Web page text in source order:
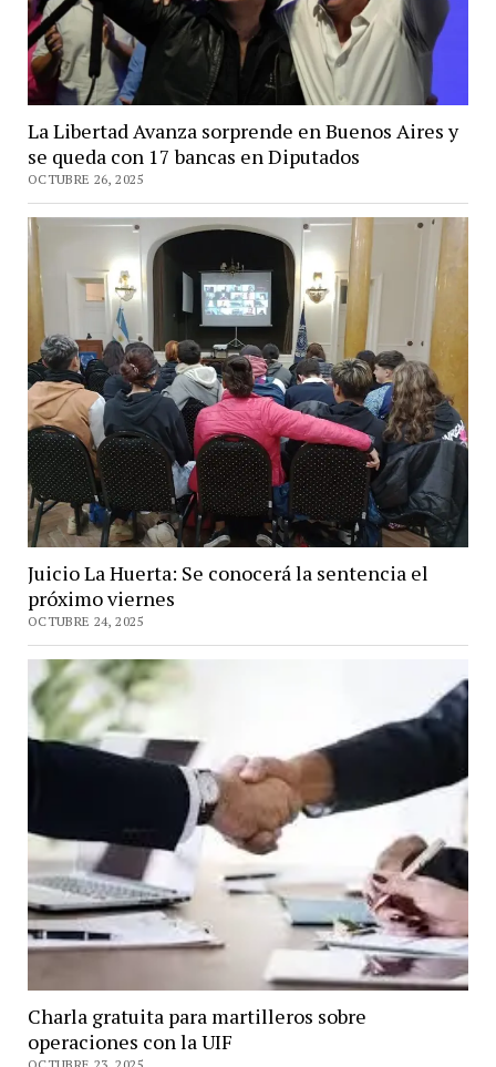
La Libertad Avanza sorprende en Buenos Aires y
se queda con 17 bancas en Diputados
OCTUBRE 26, 2025
Juicio La Huerta: Se conocerá la sentencia el
próximo viernes
OCTUBRE 24, 2025
Charla gratuita para martilleros sobre
operaciones con la UIF